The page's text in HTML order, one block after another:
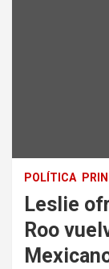
POLÍTICA
Leslie
Roo